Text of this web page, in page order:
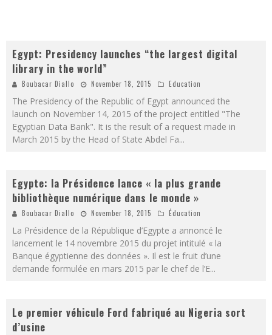
Egypt: Presidency launches “the largest digital
library in the world”
Boubacar Diallo November 18, 2015 Education
The Presidency of the Republic of Egypt announced the
launch on November 14, 2015 of the project entitled "The
Egyptian Data Bank". It is the result of a request made in
March 2015 by the Head of State Abdel Fa...
Egypte: la Présidence lance « la plus grande
bibliothèque numérique dans le monde »
Boubacar Diallo November 18, 2015 Éducation
La Présidence de la République d’Egypte a annoncé le
lancement le 14 novembre 2015 du projet intitulé « la
Banque égyptienne des données ». Il est le fruit d’une
demande formulée en mars 2015 par le chef de l’E...
Le premier véhicule Ford fabriqué au Nigeria sort
d’usine